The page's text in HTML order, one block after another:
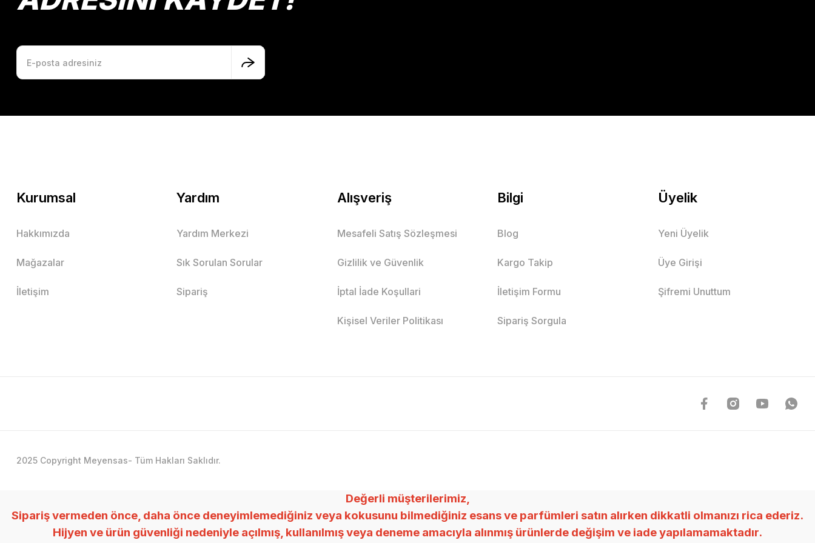
Kurumsal
Hakkımızda
Mağazalar
İletişim
Yardım
Yardım Merkezi
Sık Sorulan Sorular
Sipariş
Alışveriş
Mesafeli Satış Sözleşmesi
Gizlilik ve Güvenlik
İptal İade Koşullari
Kişisel Veriler Politikası
Bilgi
Blog
Kargo Takip
İletişim Formu
Sipariş Sorgula
Üyelik
Yeni Üyelik
Üye Girişi
Şifremi Unuttum
2025 Copyright Meyensas- Tüm Hakları Saklıdır.
Değerli müşterilerimiz,
Sipariş vermeden önce, daha önce deneyimlemediğiniz veya kokusunu bilmediğiniz esans ve parfümleri satın alırken dikkatli olmanızı rica ederiz.
Hijyen ve ürün güvenliği nedeniyle açılmış, kullanılmış veya deneme amacıyla alınmış ürünlerde değişim ve iade yapılamamaktadır.